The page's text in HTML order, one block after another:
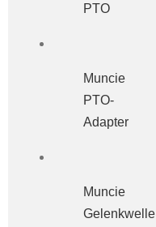
PTO
Muncie
PTO-
Adapter
Muncie
Gelenkwelle